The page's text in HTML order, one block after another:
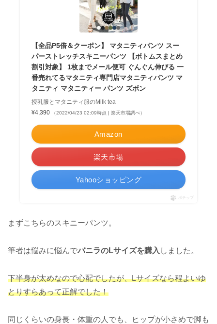
【全品P5倍＆クーポン】 マタニティパンツ スー
パーストレッチスキニーパンツ 【ボトムスまとめ
割引対象】 1枚までメール便可 ぐんぐん伸びる 一
番売れてるマタニティ専門店マタニティパンツ マ
タニティ マタニティー パンツ ズボン
授乳服とマタニティ服のMilk tea
¥4,390
（2022/04/23 02:09時点 | 楽天市場調べ）
Amazon
楽天市場
Yahooショッピング
ポチップ
まずこちらのスキニーパンツ。
筆者は悩みに悩んでバニラのLサイズを購入 しました。
下半身が太めなので心配でしたが、Lサイズなら程よいゆ
とりすらあって正解でした！
同じくらいの身長・体重の人でも、ヒップが小さめで脚も